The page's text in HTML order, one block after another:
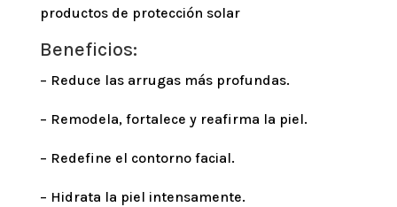
productos de protección solar
Beneficios:
– Reduce las arrugas más profundas.
– Remodela, fortalece y reafirma la piel.
– Redefine el contorno facial.
– Hidrata la piel intensamente.